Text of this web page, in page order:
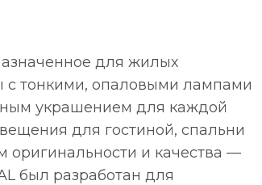
для жилых
с тонкими, опаловыми лампами
украшением для каждой
для гостиной, спальни
оригинальности и качества —
был разработан для